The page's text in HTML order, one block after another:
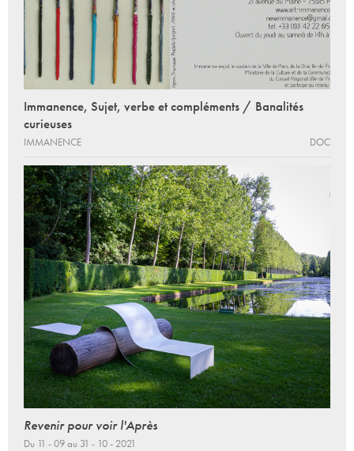
Immanence, Sujet, verbe et compléments / Banalités
curieuses
IMMANENCE DOC
Revenir pour voir l'Après
Du 11 - 09 au 31 - 10 - 2021